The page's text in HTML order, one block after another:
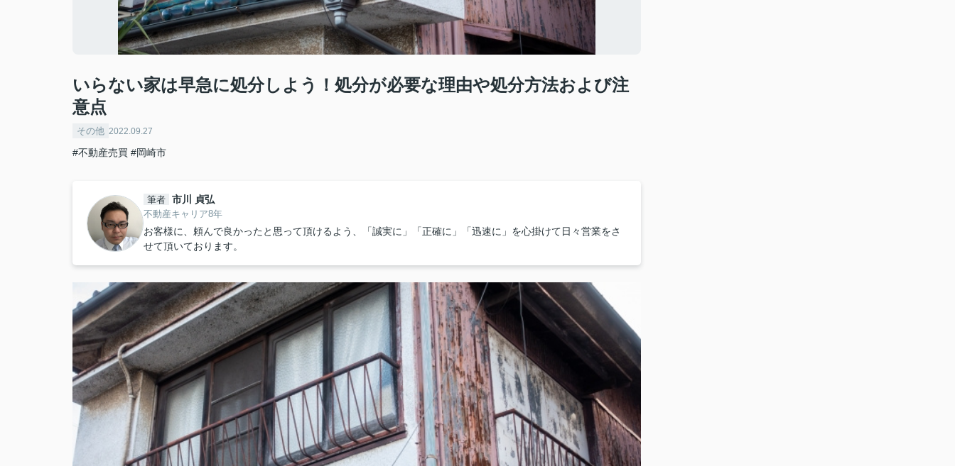
いらない家は早急に処分しよう！処分が必要な理由や処分方法および注
意点
その他 2022.09.27
#不動産売買 #岡崎市
筆者 市川 貞弘
不動産キャリア8年
お客様に、頼んで良かったと思って頂けるよう、「誠実に」「正確に」「迅速に」を心掛けて日々営業をさ
せて頂いております。